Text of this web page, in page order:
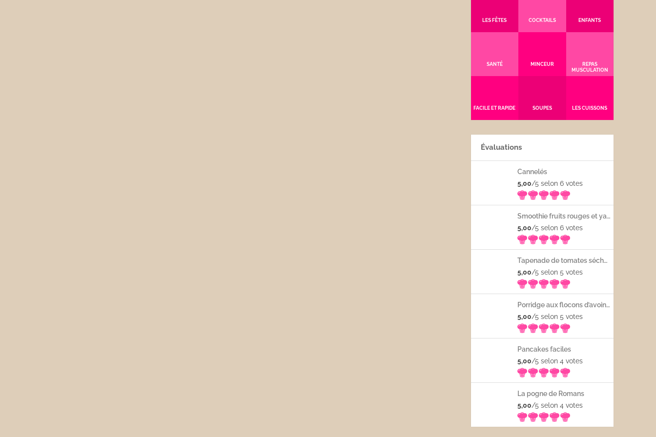
LES FÊTES COCKTAILS ENFANTS
SANTÉ MINCEUR
REPAS
MUSCULATION
FACILE ET RAPIDE SOUPES LES CUISSONS
Évaluations
Cannelés
5,00/5 selon 6 votes
Smoothie fruits rouges et yaourt
5,00/5 selon 6 votes
Tapenade de tomates séchées
5,00/5 selon 5 votes
Porridge aux flocons d’avoine avec les fruits frais
5,00/5 selon 5 votes
Pancakes faciles
5,00/5 selon 4 votes
La pogne de Romans
5,00/5 selon 4 votes